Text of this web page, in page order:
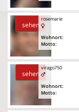
sehen
rosemarie
Wohnort:
Motto:
sehen
virago750
Wohnort:
Motto: